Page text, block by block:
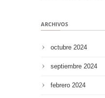
ARCHIVOS
octubre 2024
septiembre 2024
febrero 2024